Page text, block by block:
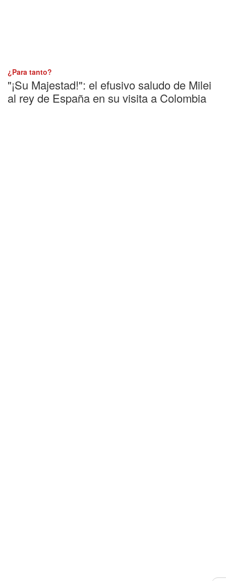
¿Para tanto?
"¡Su Majestad!": el efusivo saludo de Milei
al rey de España en su visita a Colombia